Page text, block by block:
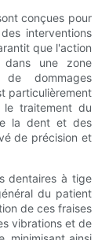
conçues pour
interventions
que l'action
une zone
dommages
particulièrement
le traitement du
la dent et des
de précision et
dentaires à tige
du patient
de ces fraises
vibrations et de